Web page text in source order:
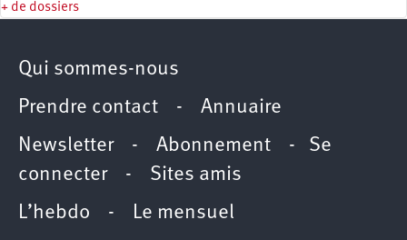
+ de dossiers
Qui sommes-nous
Prendre contact - Annuaire
Newsletter - Abonnement - Se
connecter- Sites amis
L’hebdo - Le mensuel